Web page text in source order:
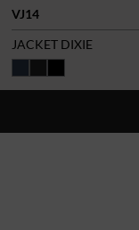
VJ14
JACKET DIXIE